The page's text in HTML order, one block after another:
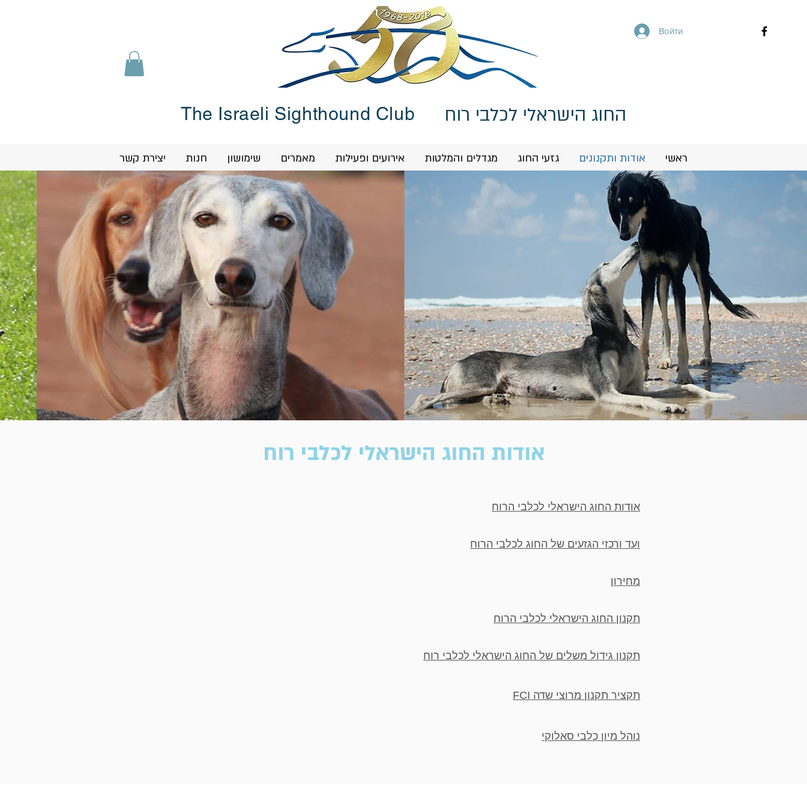
PET STORE
Войти
The Israeli Sighthound Club החוג הישראלי לכלבי רוח
ראשי אודות ותקנונים גזעי החוג מגדלים והמלטות אירועים ופעילות מאמרים שימושון חנות יצירת קשר
אודות החוג הישראלי לכלבי רוח
אודות החוג הישראלי לכלבי הרוח
ועד ורכזי הגזעים של החוג לכלבי הרוח
מחירון
תקנון החוג הישראלי לכלבי הרוח
תקנון גידול משלים של החוג הישראלי לכלבי רוח
תקציר תקנון מרוצי שדה FCI
נוהל מיון כלבי סאלוקי